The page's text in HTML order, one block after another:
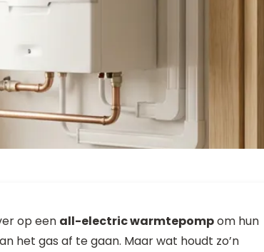
op een all-electric warmtepompom hun
het gas af te gaan. Maar wat houdt zo’n